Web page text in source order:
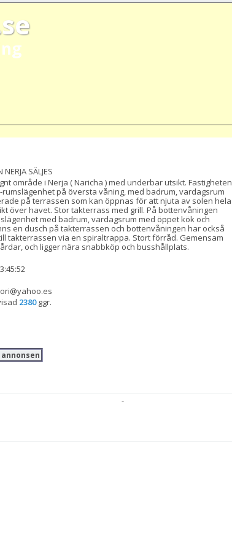
SÄLJES
område i Nerja ( Naricha ) med underbar utsikt. Fastigheten
på översta våning, med badrum, vardagsrum
på terrassen som kan öppnas för att njuta av solen hela
över havet. Stor takterrass med grill. På bottenvåningen
med badrum, vardagsrum med öppet kök och
en dusch på takterrassen och bottenvåningen har också
takterrassen via en spiraltrappa. Stort förråd. Gemensam
och ligger nära snabbköp och busshållplats.
2380 ggr.
-